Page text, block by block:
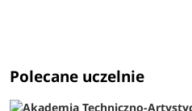
Polecane uczelnie